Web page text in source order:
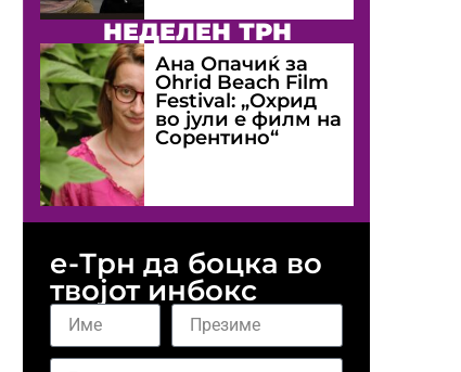
НЕДЕЛЕН ТРН
Ана Опачиќ за
Оhrid Beach Film
Festival: „Охрид
во јули е филм на
Сорентино“
е-Трн да боцка во
твојот инбокс